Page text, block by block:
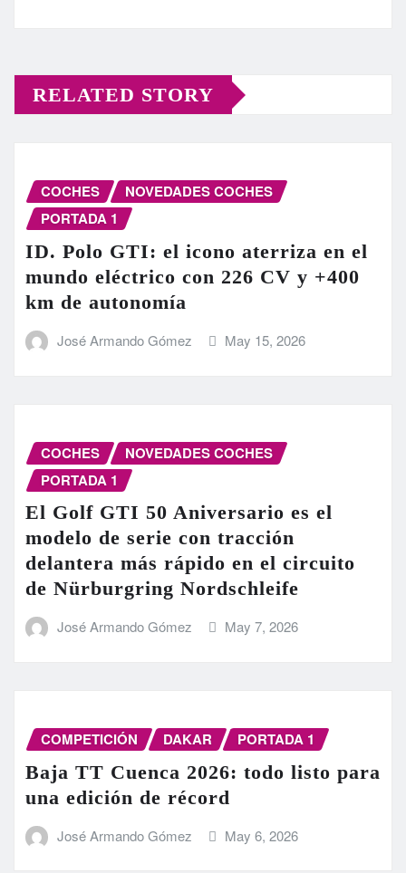
RELATED STORY
COCHES
NOVEDADES COCHES
PORTADA 1
ID. Polo GTI: el icono aterriza en el
mundo eléctrico con 226 CV y +400
km de autonomía
José Armando Gómez May 15, 2026
COCHES
NOVEDADES COCHES
PORTADA 1
El Golf GTI 50 Aniversario es el
modelo de serie con tracción
delantera más rápido en el circuito
de Nürburgring Nordschleife
José Armando Gómez May 7, 2026
COMPETICIÓN DAKAR PORTADA 1
Baja TT Cuenca 2026: todo listo para
una edición de récord
José Armando Gómez May 6, 2026